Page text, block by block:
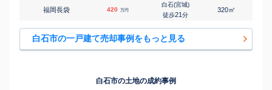
福岡長袋 420 万円
白石(宮城)
徒歩21分
320㎡
白石市の一戸建て売却事例をもっと見る
白石市の土地の成約事例